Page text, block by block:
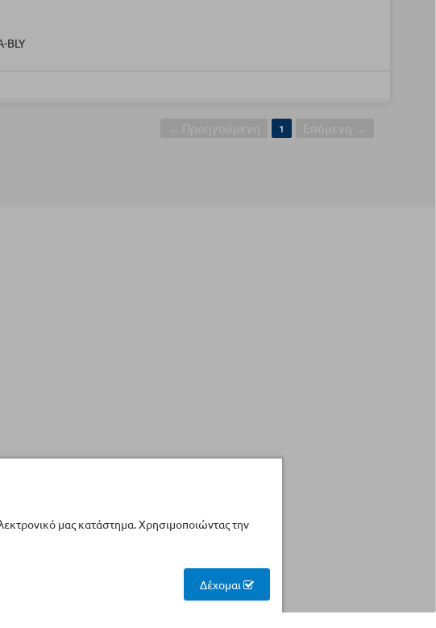
BLY
← Προηγούμενη 1 Επόμενη →
μας κατάστημα. Χρησιμοποιώντας την
Δέχομαι